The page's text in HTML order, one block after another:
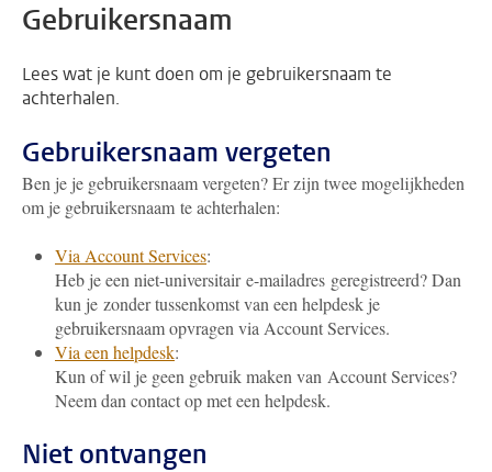
Gebruikersnaam
Lees wat je kunt doen om je gebruikersnaam te
achterhalen.
Gebruikersnaam vergeten
Ben je je gebruikersnaam vergeten? Er zijn twee mogelijkheden
om je gebruikersnaam te achterhalen:
Via Account Services:
Heb je een niet-universitair e-mailadres geregistreerd? Dan
kun je zonder tussenkomst van een helpdesk je
gebruikersnaam opvragen via Account Services.
Via een helpdesk:
Kun of wil je geen gebruik maken van Account Services?
Neem dan contact op met een helpdesk.
Niet ontvangen